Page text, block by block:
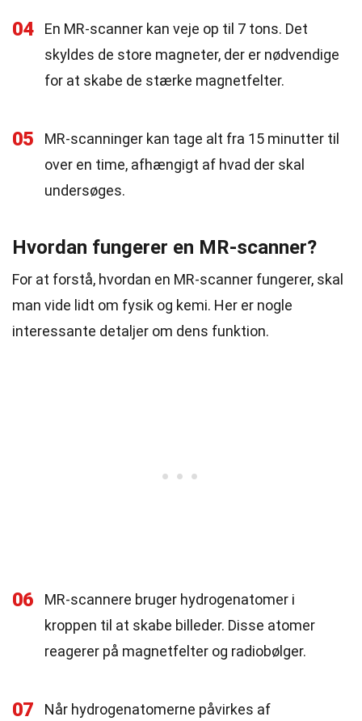
04
En MR-scanner kan veje op til 7 tons. Det
skyldes de store magneter, der er nødvendige
for at skabe de stærke magnetfelter.
05
MR-scanninger kan tage alt fra 15 minutter til
over en time, afhængigt af hvad der skal
undersøges.
Hvordan fungerer en MR-scanner?
For at forstå, hvordan en MR-scanner fungerer, skal
man vide lidt om fysik og kemi. Her er nogle
interessante detaljer om dens funktion.
06
MR-scannere bruger hydrogenatomer i
kroppen til at skabe billeder. Disse atomer
reagerer på magnetfelter og radiobølger.
07 Når hydrogenatomerne påvirkes af